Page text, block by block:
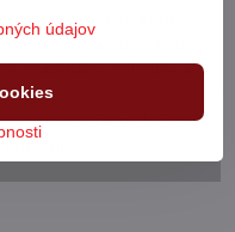
v šírke 45mm jasne
bicykla - dlhé hodiny
maximálne pohodlie a
posed.
verzii s ochranou bočnice
údajov